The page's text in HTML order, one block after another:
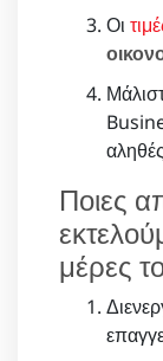
Οι
Ποιες
μέρες